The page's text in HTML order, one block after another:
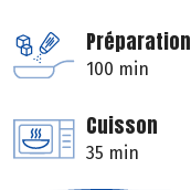
Préparation
100 min
Cuisson
35 min